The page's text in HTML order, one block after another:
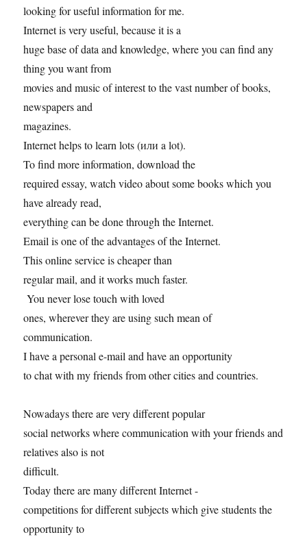
looking for useful information for me.
Internet is very useful, because it is a
huge base of data and knowledge, where you can find any
thing you want from
movies and music of interest to the vast number of books,
newspapers and
magazines.
Internet helps to learn lots (или a lot).
To find more information, download the
required essay, watch video about some books which you
have already read,
everything can be done through the Internet.
Email is one of the advantages of the Internet.
This online service is cheaper than
regular mail, and it works much faster.
You never lose touch with loved
ones, wherever they are using such mean of
communication.
I have a personal e-mail and have an opportunity
to chat with my friends from other cities and countries.
Nowadays there are very different popular
social networks where communication with your friends and
relatives also is not
difficult.
Today there are many different Internet -
competitions for different subjects which give students the
opportunity to